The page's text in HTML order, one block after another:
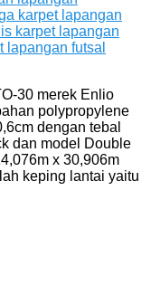
30 merek Enlio
polypropylene
dengan tebal
dan model Double
x 30,906m
keping lantai yaitu